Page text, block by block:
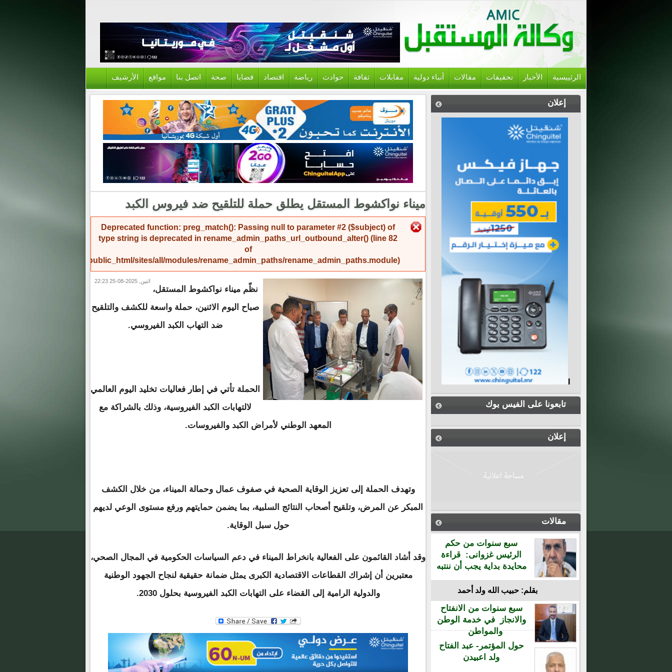
الرئييسية الأخبار تحقيقات مقالات أنباء دولية مقابلات ثقافة حوادث رياضة اقتصاد قضايا صحة اتصل بنا مواقع الأرشيف
إعلان
تابعونا على الفيس بوك
إعلان
مقالات
سبع سنوات من حكم
الرئيس غزوانى: قراءة
محايدة بداية يجب أن ننتبه
بقلم: حبيب الله ولد أحمد
سبع سنوات من الانفتاح
والانجاز في خدمة الوطن
والمواطن
حول المؤتمر- عبد الفتاح
ولد اعبيدن
ميناء نواكشوط المستقل يطلق حملة للتلقيح ضد فيروس الكبد
رسالة الخطأ Deprecated function: preg_match(): Passing null to parameter #2 ($subject) of
type string is deprecated in rename_admin_paths_url_outbound_alter() (line 82
of
/home/amicinf1/public_html/sites/all/modules/rename_admin_paths/rename_admin_paths.module).
اثنين, 2025-08-25 22:23
نظّم ميناء نواكشوط المستقل،
صباح اليوم الاثنين، حملة واسعة للكشف والتلقيح
ضد التهاب الكبد الفيروسي.
الحملة تأتي في إطار فعاليات تخليد اليوم العالمي
لالتهابات الكبد الفيروسية، وذلك بالشراكة مع
المعهد الوطني لأمراض الكبد والفيروسات.
وتهدف الحملة إلى تعزيز الوقاية الصحية في صفوف عمال وحمالة الميناء، من خلال الكشف
المبكر عن المرض، وتلقيح أصحاب النتائج السلبية، بما يضمن حمايتهم ورفع مستوى الوعي لديهم
حول سبل الوقاية.
وقد أشاد القائمون على الفعالية بانخراط الميناء في دعم السياسات الحكومية في المجال الصحي،
معتبرين أن إشراك القطاعات الاقتصادية الكبرى يمثل ضمانة حقيقية لنجاح الجهود الوطنية
والدولية الرامية إلى القضاء على التهابات الكبد الفيروسية بحلول 2030.